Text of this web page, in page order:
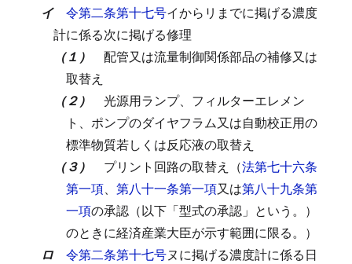
イ 令第二条第十七号イからリまでに掲げる濃度
計に係る次に掲げる修理
（１） 配管又は流量制御関係部品の補修又は
取替え
（２） 光源用ランプ、フィルターエレメン
ト、ポンプのダイヤフラム又は自動校正用の
標準物質若しくは反応液の取替え
（３） プリント回路の取替え（法第七十六条
第一項、 第八十一条第一項又は第八十九条第
一項の承認（以下「型式の承認」という。）
のときに経済産業大臣が示す範囲に限る。）
ロ 令第二条第十七号ヌに掲げる濃度計に係る日